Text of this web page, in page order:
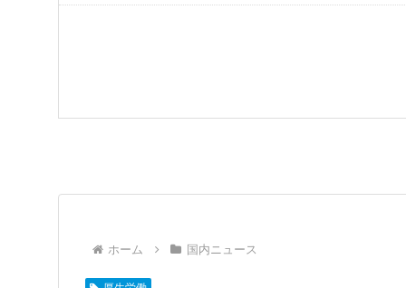
ホーム 国内ニュース